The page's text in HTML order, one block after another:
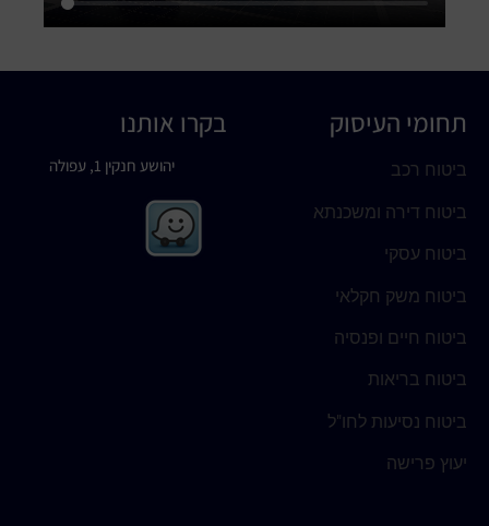
תחומי העיסוק
ביטוח רכב
ביטוח דירה ומשכנתא
ביטוח עסקי
ביטוח משק חקלאי
ביטוח חיים ופנסיה
ביטוח בריאות
ביטוח נסיעות לחו"ל
יעוץ פרישה
בקרו אותנו
יהושע חנקין 1, עפולה